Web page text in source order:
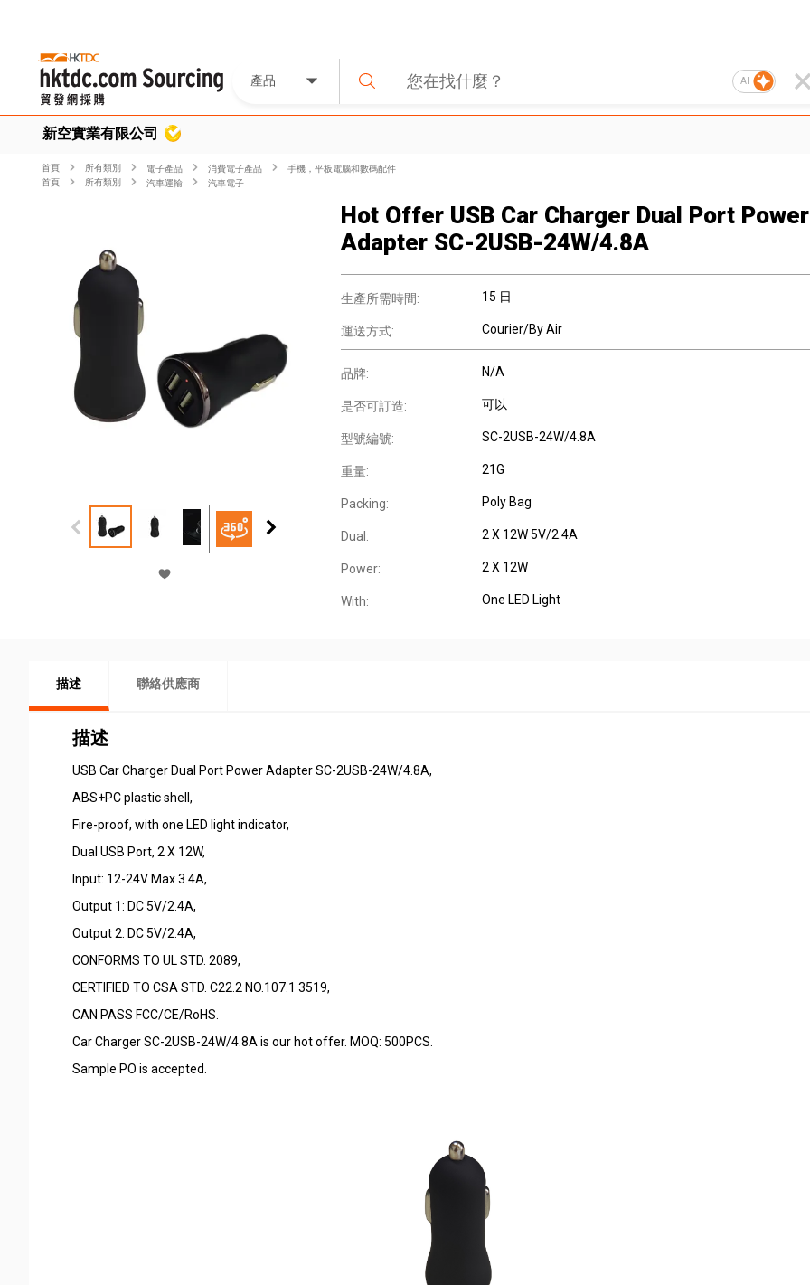
產品 AI
新空實業有限公司
首頁 所有類別 電子產品 消費電子產品
手機，平板電腦和數碼配件
首頁
所有類別 汽車運輸 汽車電子
Hot Offer USB Car Charger Dual Port Power
Adapter SC-2USB-24W/4.8A
生產所需時間: 15 日
運送方式: Courier/By Air
品牌: N/A
是否可訂造: 可以
型號編號: SC-2USB-24W/4.8A
重量: 21G
Packing: Poly Bag
Dual: 2 X 12W 5V/2.4A
Power: 2 X 12W
With: One LED Light
描述 聯絡供應商
描述
USB Car Charger Dual Port Power Adapter SC-2USB-24W/4.8A,
ABS+PC plastic shell,
Fire-proof, with one LED light indicator,
Dual USB Port, 2 X 12W,
Input: 12-24V Max 3.4A,
Output 1: DC 5V/2.4A,
Output 2: DC 5V/2.4A,
CONFORMS TO UL STD. 2089,
CERTIFIED TO CSA STD. C22.2 NO.107.1 3519,
CAN PASS FCC/CE/RoHS.
Car Charger SC-2USB-24W/4.8A is our hot offer. MOQ: 500PCS.
Sample PO is accepted.